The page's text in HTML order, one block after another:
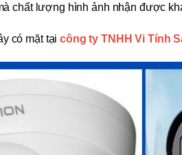
chất lượng hình ảnh nhận được
có mặt tạicông ty TNHH Vi Tính